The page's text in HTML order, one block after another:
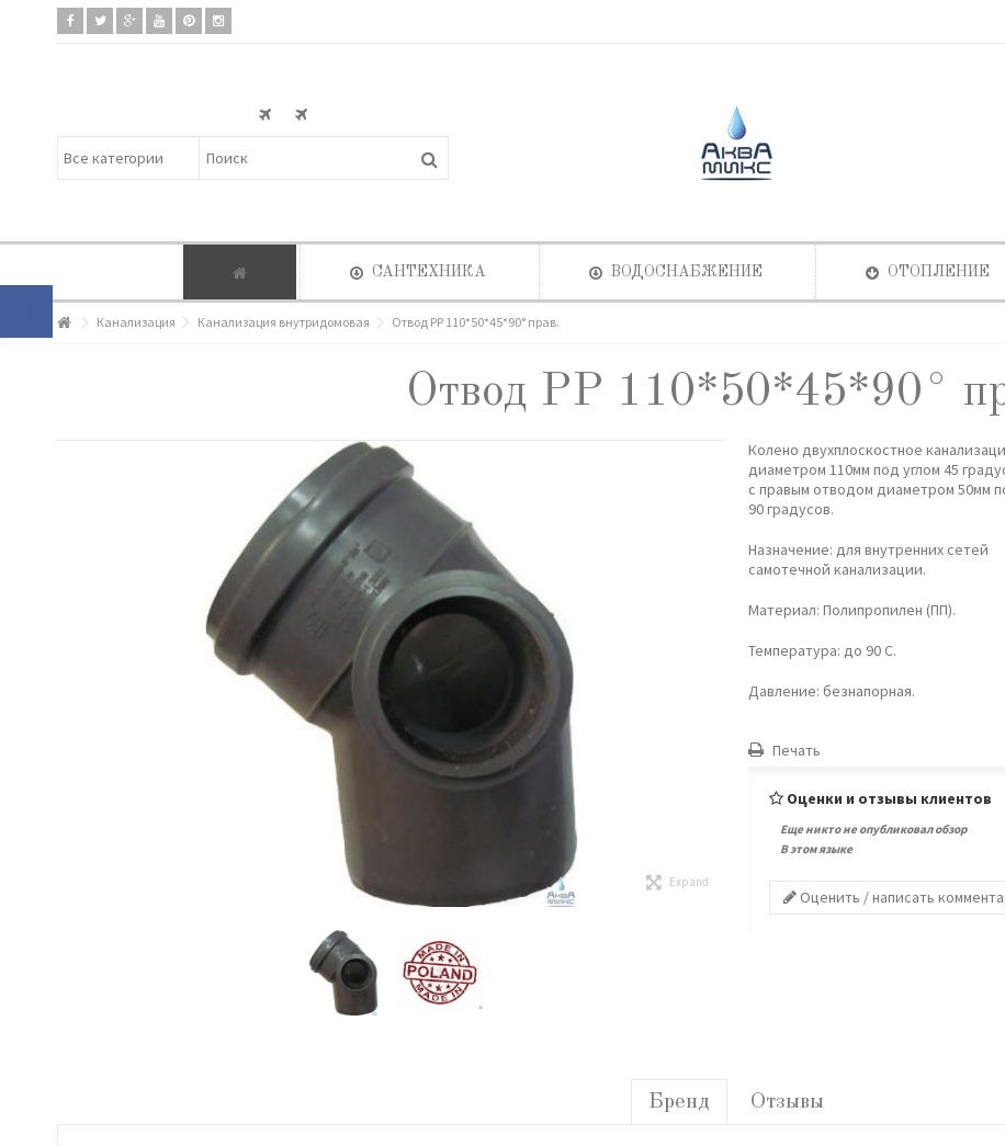
САНТЕХНИКА ВОДОСНАБЖЕНИЕ ОТОПЛЕНИЕ
Канализация Канализация внутридомовая Отвод РР 110*50*45*90° прав.
Отвод РР 110*50*45*90°
Expand
Колено двухплоскостное
диаметром 110мм под углом 45
с правым отводом диаметром 50мм
90 градусов.
Назначение: для внутренних сетей
самотечной канализации.
Материал: Полипропилен (ПП).
Температура: до 90 С.
Давление: безнапорная.
Печать
Оценки и отзывы клиентов
Еще никто не опубликовал обзор
В этом языке
Оценить / написать
Бренд Отзывы